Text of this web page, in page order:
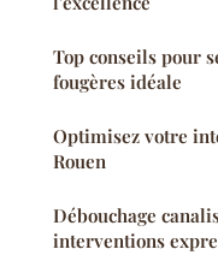
Top conseils pour
fougères idéale
Optimisez votre
Rouen
Débouchage
interventions